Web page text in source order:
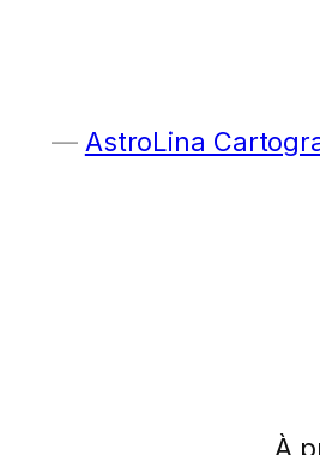
AstroLina
À